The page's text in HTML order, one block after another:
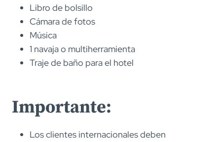
Libro de bolsillo
Cámara de fotos
Música
1 navaja o multiherramienta
Traje de baño para el hotel
Importante:
Los clientes internacionales deben